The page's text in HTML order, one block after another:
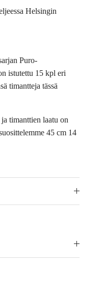
Helsingin
Puro-
istutettu 15 kpl eri
timantteja tässä
timanttien laatu on
45 cm 14